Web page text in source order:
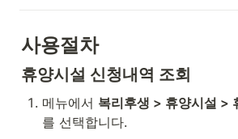
사용절차
휴양시설 신청내역 조회
메뉴에서 복리후생 > 휴양시설 >
를 선택합니다.